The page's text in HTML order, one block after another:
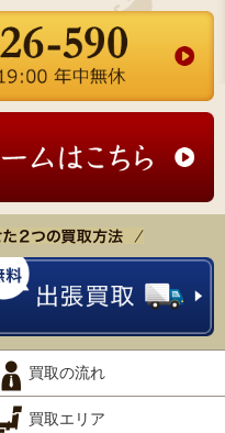
買取の流れ
買取エリア